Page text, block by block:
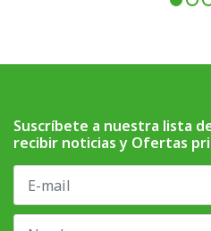
Suscríbete a nuestra lista
recibir noticias y Ofertas